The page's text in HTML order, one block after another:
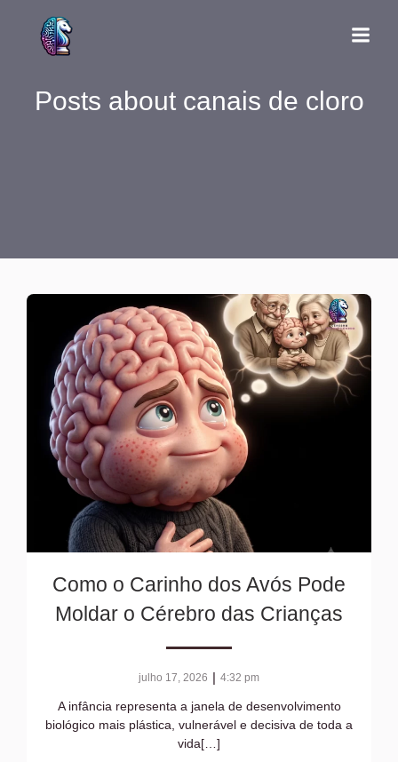
Posts about canais de cloro
Como o Carinho dos Avós Pode
Moldar o Cérebro das Crianças
julho 17, 2026 | 4:32 pm
A infância representa a janela de desenvolvimento
biológico mais plástica, vulnerável e decisiva de toda a
vida[…]